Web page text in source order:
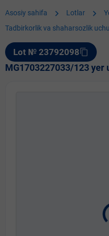
Asosiy sahifa chevron_right Lotlar chevron_right
Tadbirkorlik va shaharsozlik
Lot № 23792098 content_copy
MG1703227033/123 yer